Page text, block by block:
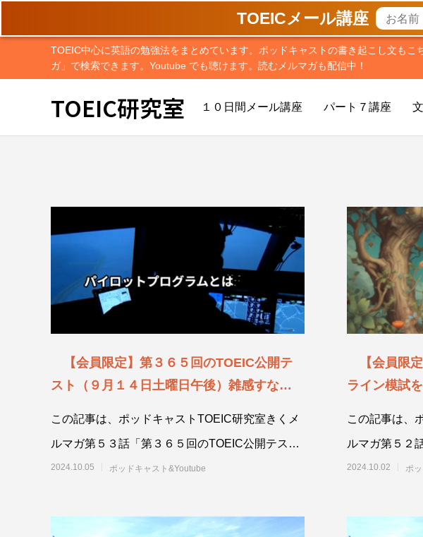
TOEICメール講座
TOEIC中心に英語の勉強法をまとめています。ポッドキャストの書き起こし文も
ガ」で検索できます。Youtube でも聴けます。読むメルマガも配信中！
TOEIC研究室 １０日間メール講座 パート７講座
【会員限定】第３６５回のTOEIC公開テ
スト（９月１４日土曜日午後）雑感すなわち
この記事は、ポッドキャストTOEIC研究室きくメ
ルマガ第５３話「第３６５回のTOEIC公開テスト
（９月１４日土曜日午後）雑感すなわち雑多な感
2024.10.05 ポッドキャスト&Youtube
【会員限定
ライン模試
この記事は、
ルマガ第５２
ン模試を受け
2024.10.02 ポ